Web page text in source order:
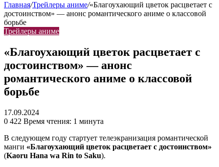
Главная/Трейлеры аниме/«Благоухающий цветок расцветает с
достоинством» — анонс романтического аниме о классовой
борьбе
Трейлеры аниме
«Благоухающий цветок расцветает с
достоинством» — анонс
романтического аниме о классовой
борьбе
17.09.2024
0 422 Время чтения: 1 минута
В следующем году стартует телеэкранизация романтической
манги «Благоухающий цветок расцветает с достоинством»
(Kaoru Hana wa Rin to Saku).